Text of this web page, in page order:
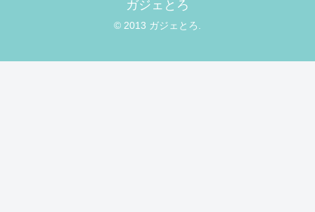
ガジェとろ
© 2013 ガジェとろ.